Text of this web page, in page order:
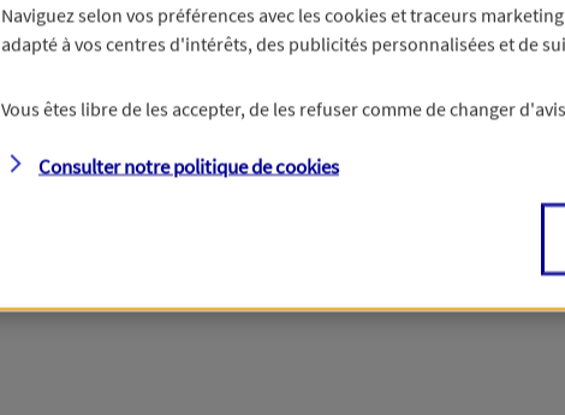
Naviguez selon vos préférences avec les cookies et traceurs
adapté à vos centres d'intérêts, des publicités personnalisées et de
Vous êtes libre de les accepter, de les refuser comme de changer
Consulter notre politique decookies